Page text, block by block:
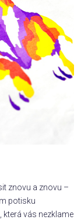
znovu a znovu –
potisku
která vás nezklame